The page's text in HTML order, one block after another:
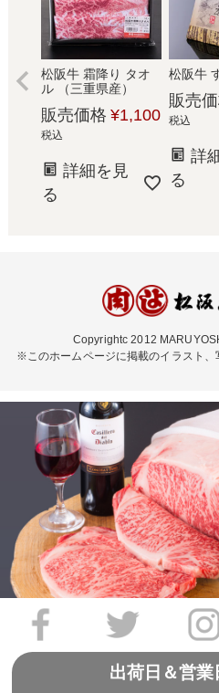
松阪牛 霜降り タオ
ル （三重県産）
販売価格 ¥1,100
税込
詳細を見
る
松阪牛
販売
税込
詳
る
Copyrightc 2012
※このホームページに掲載のイラスト、
出荷日＆営業